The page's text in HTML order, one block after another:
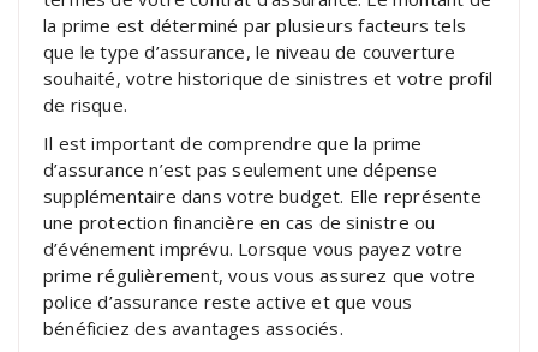
la prime est déterminé par plusieurs facteurs tels
que le type d’assurance, le niveau de couverture
souhaité, votre historique de sinistres et votre profil
de risque.
Il est important de comprendre que la prime
d’assurance n’est pas seulement une dépense
supplémentaire dans votre budget. Elle représente
une protection financière en cas de sinistre ou
d’événement imprévu. Lorsque vous payez votre
prime régulièrement, vous vous assurez que votre
police d’assurance reste active et que vous
bénéficiez des avantages associés.